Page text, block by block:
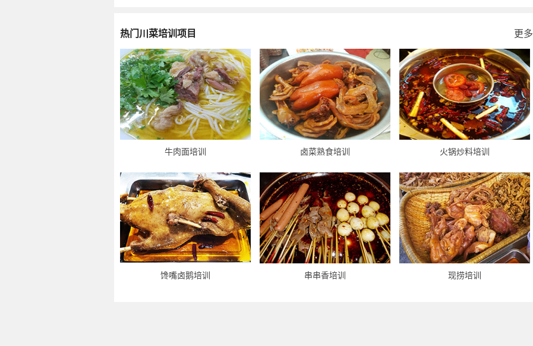
更多
热门川菜培训项目
牛肉面培训 卤菜熟食培训 火锅炒料培训
馋嘴卤鹅培训 串串香培训 现捞培训